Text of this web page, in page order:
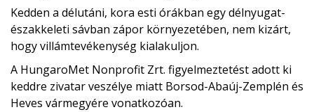
Kedden a délutáni, kora esti órákban egy délnyugat-
északkeleti sávban zápor környezetében, nem kizárt,
hogy villámtevékenység kialakuljon.
A HungaroMet Nonprofit Zrt. figyelmeztetést adott ki
keddre zivatar veszélye miatt Borsod-Abaúj-Zemplén és
Heves vármegyére vonatkozóan.